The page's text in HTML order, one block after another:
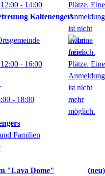
12:00 - 14:00
Kaltenengers
12:00 - 16:00
- 18:00
Familien
"Lava Dome"
neu